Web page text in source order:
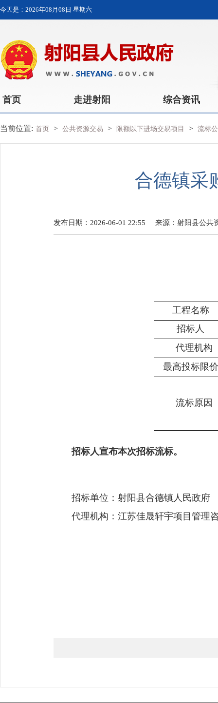
今天是： 2026年08月08日 星期六
首页 走进射阳 综合资讯
当前位置: 首页 > 公共资源交易 > 限额以下进场交易项目 > 流标
合德镇采
发布日期：2026-06-01 22:55 来源： 射阳县公共
工程名称
招标人
代理机构
最高投标限价
流标原因
招标人宣布本次招标流标。
招标单位：射阳县合德镇人民
代理机构：江苏佳晟轩宇项目管理